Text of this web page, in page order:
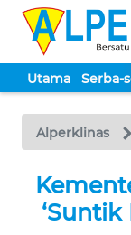
Utama Serba-
Alperklinas
‘Suntik
TV
Tutup
UTAMA